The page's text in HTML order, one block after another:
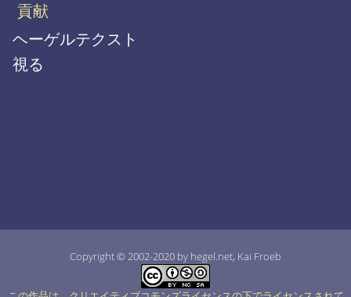
貢献
ヘーゲルテクスト
視る
Copyright © 2002-2020 by hegel.net, Kai Froeb